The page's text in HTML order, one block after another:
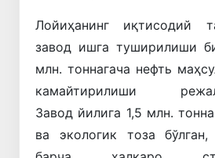
Лойиҳанинг иқтисодий
завод ишга туширилиши
млн. тоннагача нефть
камайтирилиши
Завод йилига 1,5 млн.
ва экологик тоза